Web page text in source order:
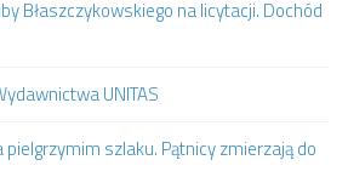
Błaszczykowskiego na licytacji. Dochód
UNITAS
pielgrzymim szlaku. Pątnicy zmierzają do